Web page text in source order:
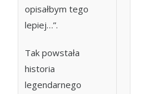
opisałbym tego
lepiej…”.
Tak powstała
historia
legendarnego